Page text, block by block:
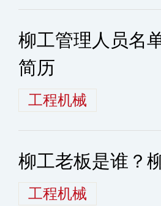
柳工管理人员名
简历
工程机械
柳工老板是谁？
工程机械